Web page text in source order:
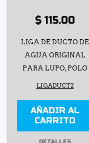
$ 115.00
LIGA DE DUCTO DE
AGUA ORIGINAL
PARA LUPO, POLO
LIGADUCT2
AÑADIR AL
CARRITO